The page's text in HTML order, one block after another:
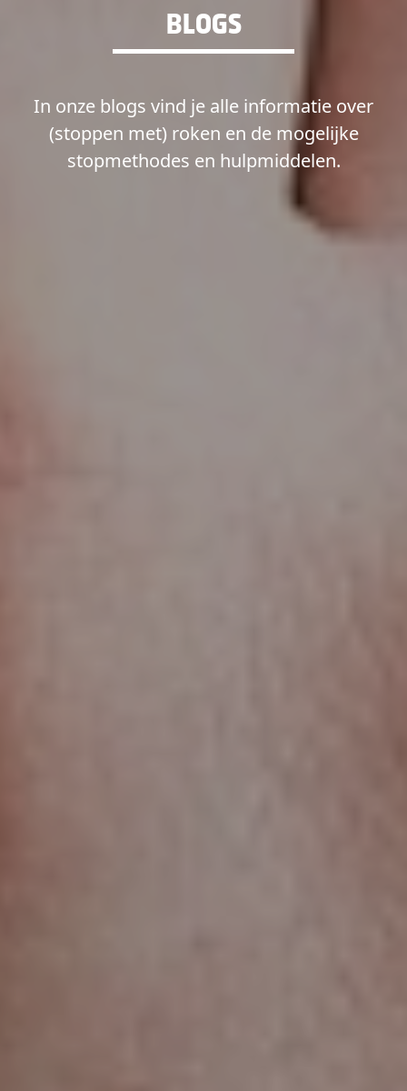
BLOGS
In onze blogs vind je alle informatie over
(stoppen met) roken en de mogelijke
stopmethodes en hulpmiddelen.